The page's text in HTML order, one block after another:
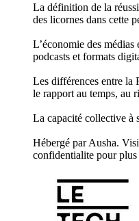
La définition de la
des licornes dans cette
L’économie des médias
podcasts et formats
Les différences entre la
le rapport au temps, au
La capacité collective à
Hébergé par Ausha.
confidentialite pour